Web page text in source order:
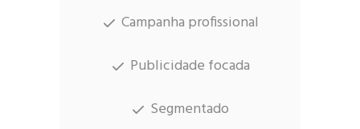
Campanha profissional
Publicidade focada
Segmentado